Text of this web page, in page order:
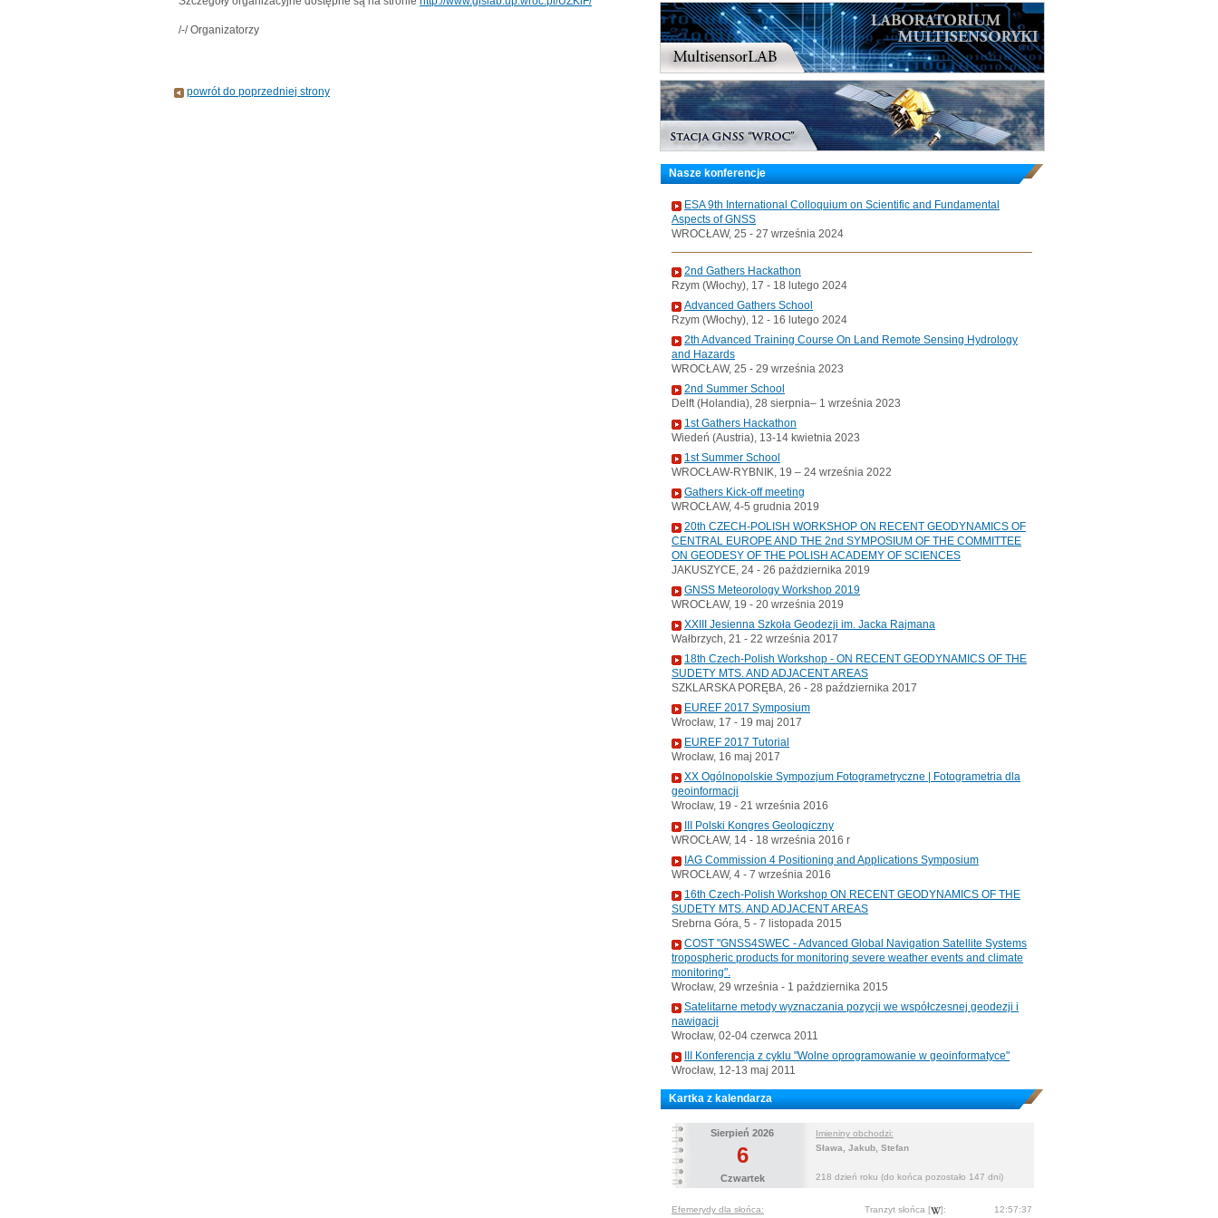
/-/ Organizatorzy
powrót do poprzedniej strony
Nasze konferencje
ESA 9th International Colloquium on Scientific and Fundamental
Aspects of GNSS
WROCŁAW, 25 - 27 września 2024
2nd Gathers Hackathon
Rzym (Włochy), 17 - 18 lutego 2024
Advanced Gathers School
Rzym (Włochy), 12 - 16 lutego 2024
2th Advanced Training Course On Land Remote Sensing Hydrology
and Hazards
WROCŁAW, 25 - 29 września 2023
2nd Summer School
Delft (Holandia), 28 sierpnia– 1 września 2023
1st Gathers Hackathon
Wiedeń (Austria), 13-14 kwietnia 2023
1st Summer School
WROCŁAW-RYBNIK, 19 – 24 września 2022
Gathers Kick-off meeting
WROCŁAW, 4-5 grudnia 2019
20th CZECH-POLISH WORKSHOP ON RECENT GEODYNAMICS OF
CENTRAL EUROPE AND THE 2nd SYMPOSIUM OF THE COMMITTEE
ON GEODESY OF THE POLISH ACADEMY OF SCIENCES
JAKUSZYCE, 24 - 26 października 2019
GNSS Meteorology Workshop 2019
WROCŁAW, 19 - 20 września 2019
XXIII Jesienna Szkoła Geodezji im. Jacka Rajmana
Wałbrzych, 21 - 22 września 2017
18th Czech-Polish Workshop - ON RECENT GEODYNAMICS OF THE
SUDETY MTS. AND ADJACENT AREAS
SZKLARSKA PORĘBA, 26 - 28 października 2017
EUREF 2017 Symposium
Wrocław, 17 - 19 maj 2017
EUREF 2017 Tutorial
Wrocław, 16 maj 2017
XX Ogólnopolskie Sympozjum Fotogrametryczne | Fotogrametria dla
geoinformacji
Wrocław, 19 - 21 września 2016
III Polski Kongres Geologiczny
WROCŁAW, 14 - 18 września 2016 r
IAG Commission 4 Positioning and Applications Symposium
WROCŁAW, 4 - 7 września 2016
16th Czech-Polish Workshop ON RECENT GEODYNAMICS OF THE
SUDETY MTS. AND ADJACENT AREAS
Srebrna Góra, 5 - 7 listopada 2015
COST "GNSS4SWEC - Advanced Global Navigation Satellite Systems
tropospheric products for monitoring severe weather events and climate
monitoring".
Wrocław, 29 września - 1 października 2015
Satelitarne metody wyznaczania pozycji we współczesnej geodezji i
nawigacji
Wrocław, 02-04 czerwca 2011
III Konferencja z cyklu "Wolne oprogramowanie w geoinformatyce"
Wrocław, 12-13 maj 2011
Kartka z kalendarza
Sierpień 2026
Imieniny obchodzi:
Sława, Jakub, Stefan
218 dzień roku (do końca pozostało 147 dni)
6
Czwartek
Efemerydy dla słońca: Tranzyt słońca [ ]: 12:57:37